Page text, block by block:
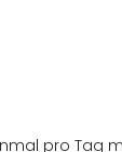
pro Tag